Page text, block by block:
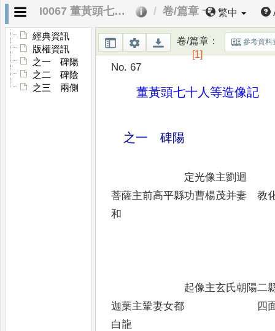
I0067 董黃頭七十人等造像記 卷/篇章 一 繁中
經典資訊
版權資訊
之一 碑陽
之二 碑陰
之三 兩側
卷/篇章：
[1]
參考資料
No. 67
董黃頭七十人等造像記
之一 碑陽
定光像
菩薩主前高平縣功曹楊茂并妻 教
和
起像主玄氏朝陽二縣
迦葉主鞏妻女都 四面像
白龍